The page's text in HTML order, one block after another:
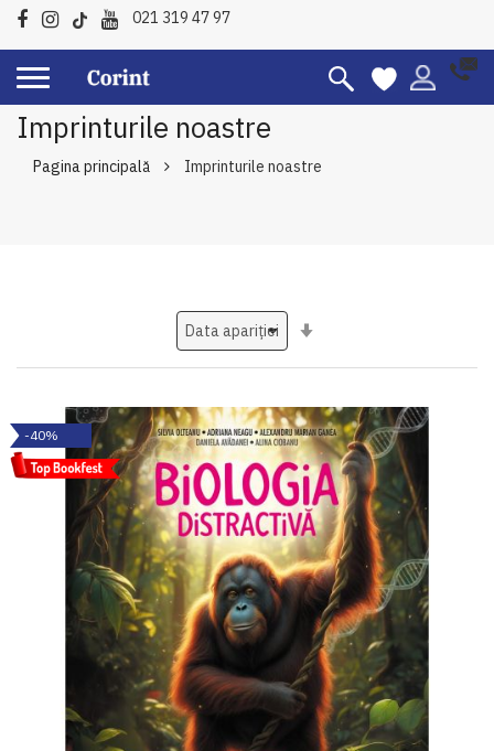
021 319 47 97
Imprinturile noastre
Pagina principală Imprinturile noastre
-40%